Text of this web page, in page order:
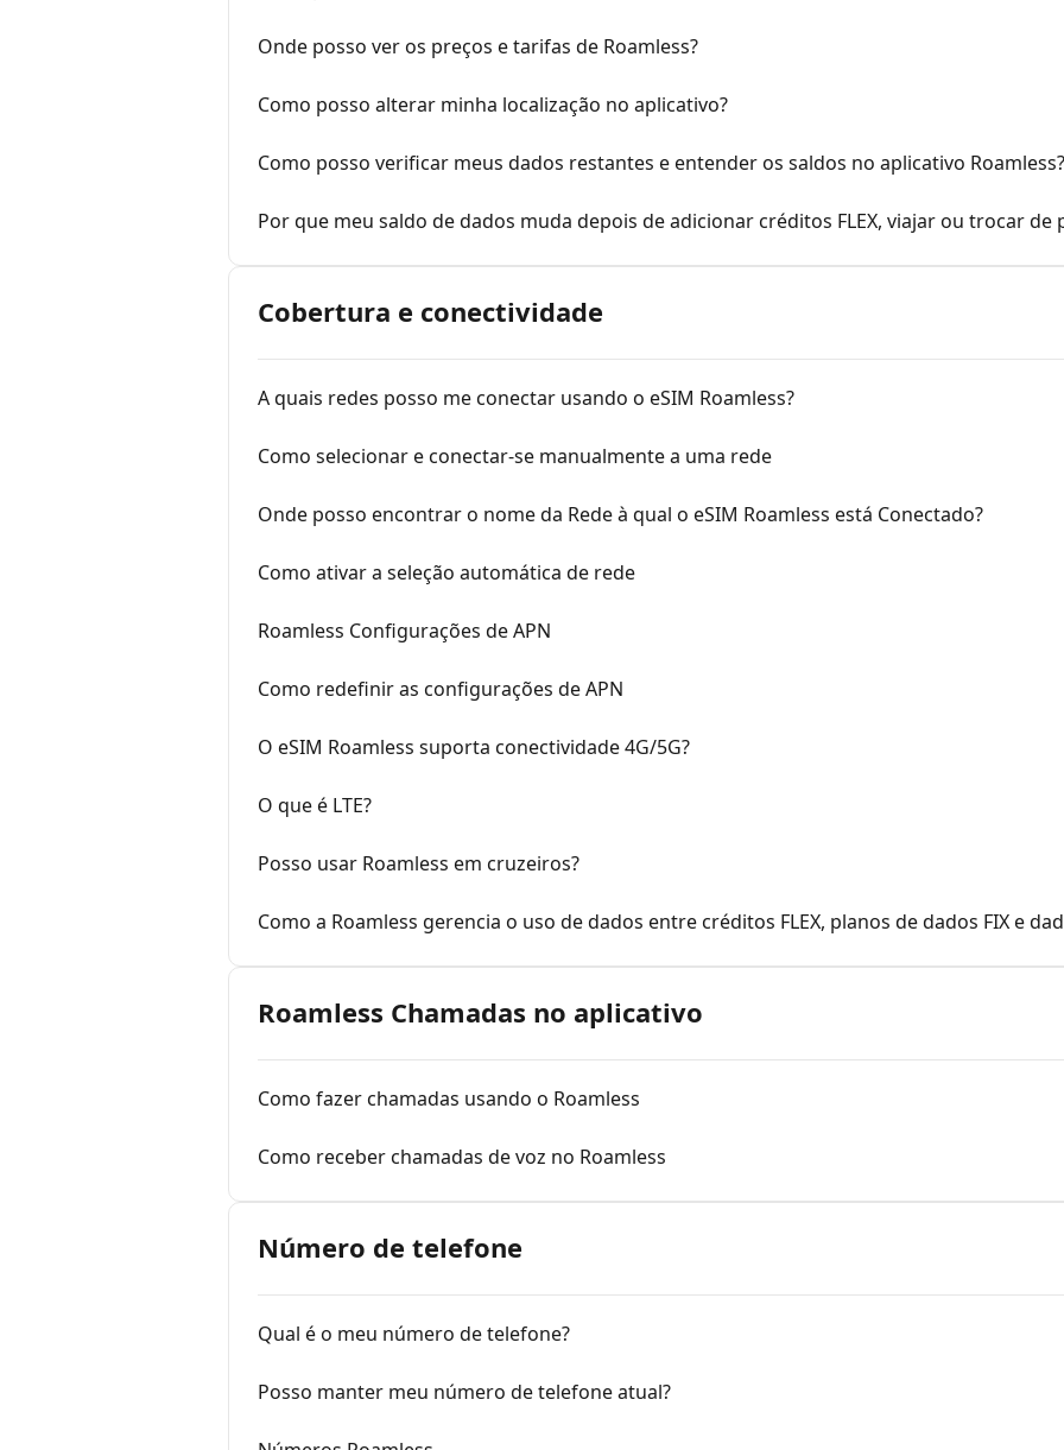
Onde posso ver os preços e tarifas de Roamless?
Como posso alterar minha localização no aplicativo?
Como posso verificar meus dados restantes e entender os saldos no aplicativo Roamless?
Por que meu saldo de dados muda depois de adicionar créditos FLEX, viajar ou trocar de
Cobertura e conectividade
A quais redes posso me conectar usando o eSIM Roamless?
Como selecionar e conectar-se manualmente a uma rede
Onde posso encontrar o nome da Rede à qual o eSIM Roamless está Conectado?
Como ativar a seleção automática de rede
Roamless Configurações de APN
Como redefinir as configurações de APN
O eSIM Roamless suporta conectividade 4G/5G?
O que é LTE?
Posso usar Roamless em cruzeiros?
Como a Roamless gerencia o uso de dados entre créditos FLEX, planos de dados FIX e
Roamless Chamadas no aplicativo
Como fazer chamadas usando o Roamless
Como receber chamadas de voz no Roamless
Número de telefone
Qual é o meu número de telefone?
Posso manter meu número de telefone atual?